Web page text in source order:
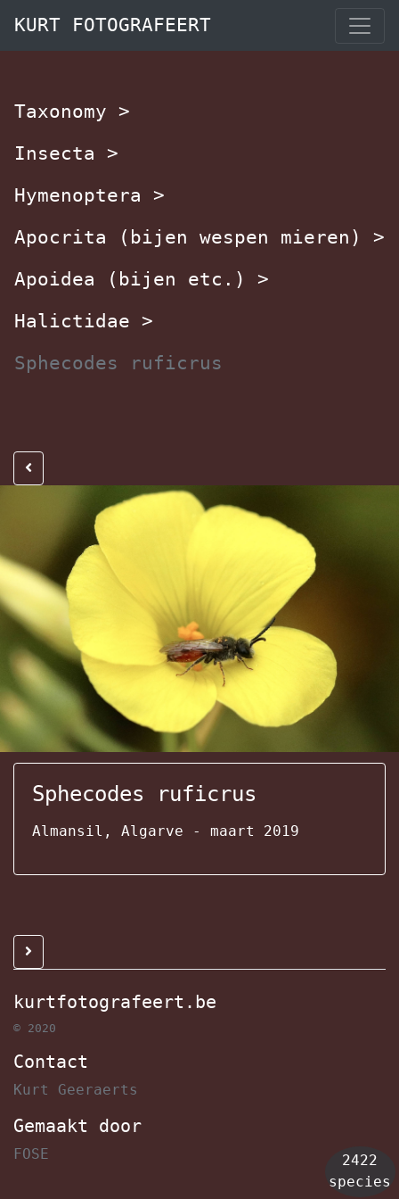
KURT FOTOGRAFEERT
Taxonomy >
Insecta >
Hymenoptera >
Apocrita (bijen wespen mieren) >
Apoidea (bijen etc.) >
Halictidae >
Sphecodes ruficrus
Sphecodes ruficrus
Almansil, Algarve - maart 2019
kurtfotografeert.be
© 2020
Contact
Kurt Geeraerts
Gemaakt door
FOSE
2422
species